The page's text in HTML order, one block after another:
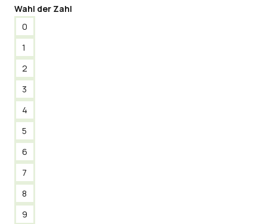
Wahl der Zahl
0
1
2
3
4
5
6
7
8
9